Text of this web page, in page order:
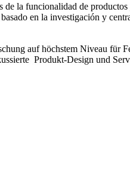
la funcionalidad de
en la investigación y
auf höchstem Niveau für
Produkt-Design und